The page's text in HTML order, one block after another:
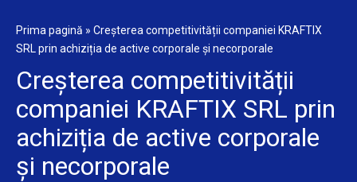
Prima pagină » Creșterea competitivității companiei KRAFTIX
SRL prin achiziția de active corporale și necorporale
Creșterea competitivității
companiei KRAFTIX SRL prin
achiziția de active corporale
și necorporale